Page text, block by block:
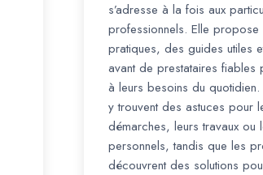
s’adresse à la fois aux
professionnels. Elle
pratiques, des guides utiles
avant de prestataires fiables
à leurs besoins du quotidien.
y trouvent des astuces pour
démarches, leurs travaux ou
personnels, tandis que les
découvrent des solutions